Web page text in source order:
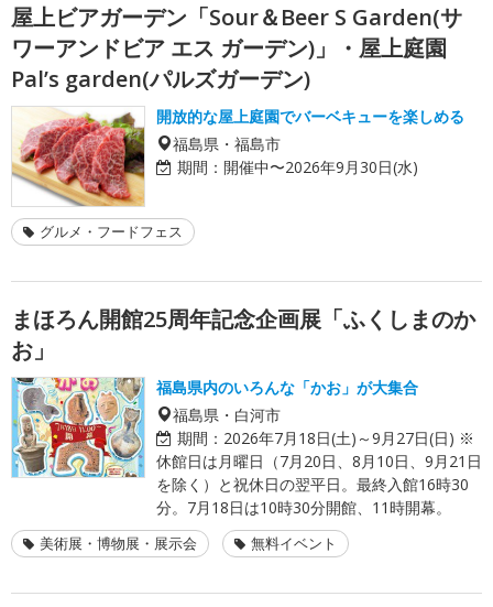
屋上ビアガーデン「Sour＆Beer S Garden(サ
ワーアンドビア エス ガーデン)」・屋上庭園
Pal’s garden(パルズガーデン)
開放的な屋上庭園でバーベキューを楽しめる
福島県・福島市
期間： 開催中〜2026年9月30日(水)
グルメ・フードフェス
まほろん開館25周年記念企画展「ふくしまのか
お」
福島県内のいろんな「かお」が大集合
福島県・白河市
期間： 2026年7月18日(土)～9月27日(日) ※
休館日は月曜日（7月20日、8月10日、9月21日
を除く）と祝休日の翌平日。最終入館16時30
分。7月18日は10時30分開館、11時開幕。
美術展・博物展・展示会 無料イベント